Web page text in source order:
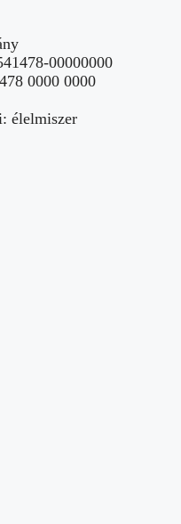
00000000
0000 0000
élelmiszer